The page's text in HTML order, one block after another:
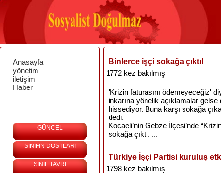
Anasayfa
yönetim
iletişim
Haber
GÜNCEL
SINIFIN DOSTLARI
SINIF TAVRI
Binlerce işçi sokağa çıktı!
1772 kez bakılmış
'Krizin faturasını ödemeyeceğiz'
inkarına yönelik açıklamalar
hissediyor. Buna karşı sokağa
dedi.
Kocaeli’nin Gebze İlçesi’nde
sokağa çıktı. ...
Türkiye İşçi Partisi kuruluş
1798 kez bakılmış